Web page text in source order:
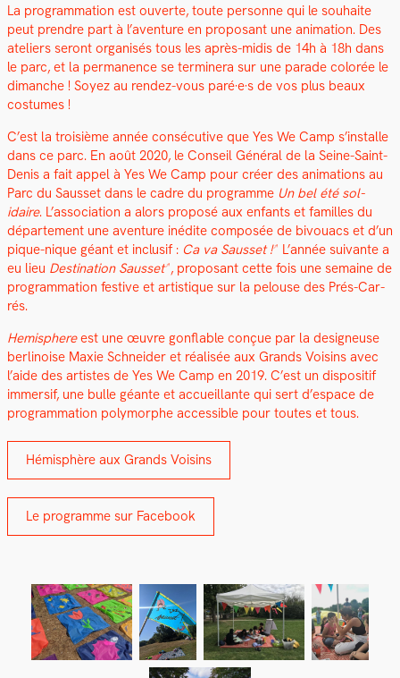
La pro­gram­ma­tion est ouverte, toute per­son­ne qui le souhaite
peut pren­dre part à l’aventure en pro­posant une ani­ma­tion. Des
ate­liers seront organ­isés tous les après-midis de 14h à 18h dans
le parc, et la per­ma­nence se ter­min­era sur une parade col­orée le
dimanche ! Soyez au ren­dez-vous paré·e·s de vos plus beaux
cos­tumes !
C’est la troisième année con­séc­u­tive que Yes We Camp s’installe
dans ce parc. En août 2020, le Con­seil Général de la Seine-Saint-
Denis a fait appel à Yes We Camp pour créer des ani­ma­tions au
Parc du Saus­set dans le cadre du pro­gramme Un bel été sol­
idaire. L’association a alors pro­posé aux enfants et familles du
départe­ment une aven­ture inédite com­posée de bivouacs et d’un
pique-nique géant et inclusif : Ca va Saus­set ! L’année suiv­ante a
eu lieu Des­ti­na­tion Saus­set , pro­posant cette fois une semaine de
pro­gram­ma­tion fes­tive et artis­tique sur la pelouse des Prés-Car­
rés.
Hemi­sphereest une œuvre gon­flable conçue par la designeuse
berli­noise Max­ie Schnei­der et réal­isée aux Grands Voisins avec
l’aide des artistes de Yes We Camp en 2019. C’est un dis­posi­tif
immer­sif, une bulle géante et accueil­lante qui sert d’espace de
pro­gram­ma­tion poly­mor­phe acces­si­ble pour toutes et tous.
Hémis­phère aux Grands Voisins
Le pro­gramme sur Face­book